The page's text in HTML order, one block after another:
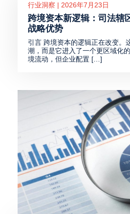
行业洞察 | 2026年7月23日
跨境资本新逻辑：司法辖
战略优势
引言 跨境资本的逻辑正在改变。
潮，而是它进入了一个更区域化
境流动，但企业配置 […]